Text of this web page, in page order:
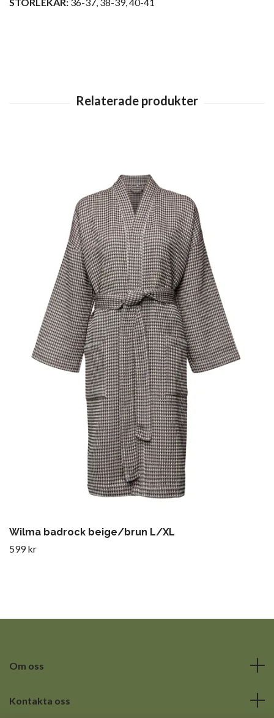
STORLEKAR: 36-37, 38-39, 40-41
Wilma badrock beige/brun L/XL
599 kr
Om oss
Kontakta oss